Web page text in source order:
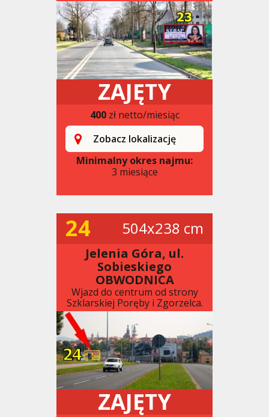
ZAJĘTY
400zł netto/miesiąc
Zobacz lokalizację
Minimalny okres najmu:
3 miesiące
24 504x238 cm
Jelenia Góra, ul.
Sobieskiego
OBWODNICA
Wjazd do centrum od strony
Szklarskiej Poręby i Zgorzelca.
ZAJĘTY